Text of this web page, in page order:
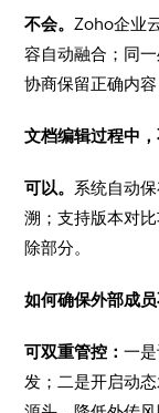
不会。 Zoho企业
容自动融合；同
协商保留正确内容
文档编辑过程中
可以。 系统自动
溯；支持版本对
除部分。
如何确保外部成
可双重管控：一
发；二是开启动